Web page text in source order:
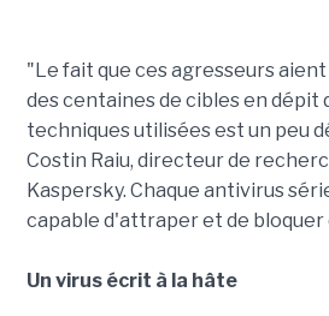
"Le fait que ces agresseurs
des centaines de cibles en dépit
techniques utilisées est un peu
Costin Raiu, directeur de
Kaspersky. Chaque antivirus
capable d'attraper et de bloquer
Un virus écrit à la hâte